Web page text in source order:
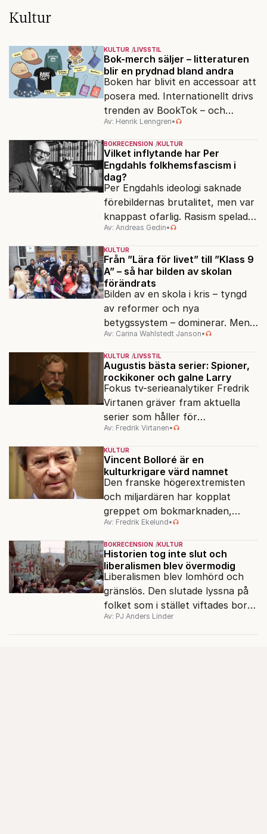
Kultur
KULTUR LIVSSTIL
Bok-merch säljer – litteraturen
blir en prydnad bland andra
Boken har blivit en accessoar att
posera med. Internationellt drivs
trenden av BookTok – och
förlagen följer efter.
Av: Henrik Lenngren•
BOKRECENSION KULTUR
Vilket inflytande har Per
Engdahls folkhemsfascism i
dag?
Per Engdahls ideologi saknade
förebildernas brutalitet, men var
knappast ofarlig. Rasism spelades
ned i förmån för "kultur". Känns
det igen?
Av: Andreas Gedin•
KULTUR
Från ”Lära för livet” till ”Klass 9
A” – så har bilden av skolan
förändrats
Bilden av en skola i kris – tyngd
av reformer och nya
betygssystem – dominerar. Men
vem äger berättelsen om skolan?
Av: Carina Wahlstedt Janson•
KULTUR LIVSSTIL
Augustis bästa serier: Spioner,
rockikoner och galne Larry
Fokus tv-serieanalytiker Fredrik
Virtanen gräver fram aktuella
serier som håller för
augustisoffan – när
sensommarmörkret smyger sig
på och tv-utbudet blir din bästa
vän.
Av: Fredrik Virtanen•
KULTUR
Vincent Bolloré är en
kulturkrigare värd namnet
Den franske högerextremisten
och miljardären har kopplat
greppet om bokmarknaden,
filmbolag, tv- och radiokanaler.
Det ska föra Le Pen till seger.
Av: Fredrik Ekelund•
BOKRECENSION KULTUR
Historien tog inte slut och
liberalismen blev övermodig
Liberalismen blev lomhörd och
gränslös. Den slutade lyssna på
folket som i stället viftades bort
och misstänkliggjordes. Men kan
Av: PJ Anders Linder